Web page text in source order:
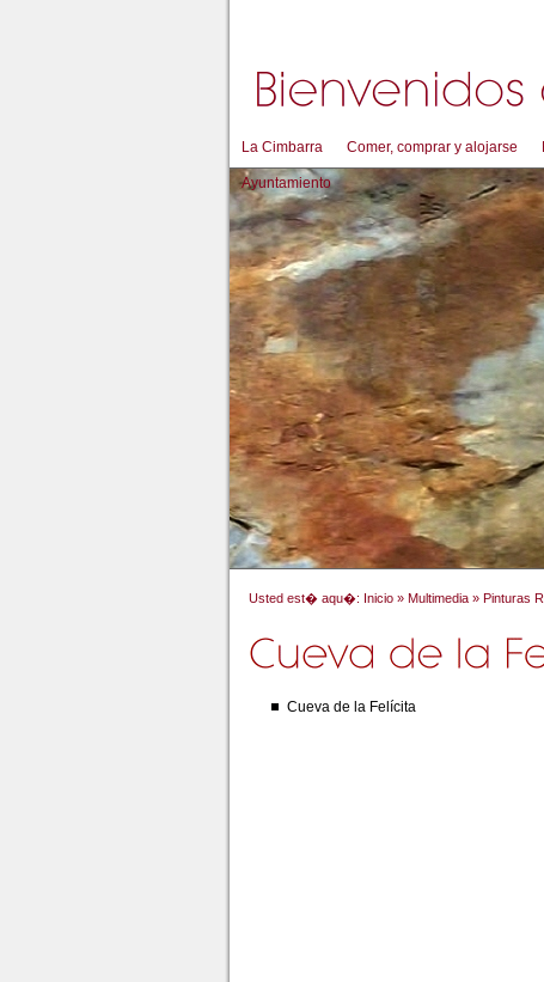
La Cimbarra Comer, comprar y alojarse
Ayuntamiento
Usted est� aqu�: Inicio » Multimedia » Pinturas
Cueva de la Felícita